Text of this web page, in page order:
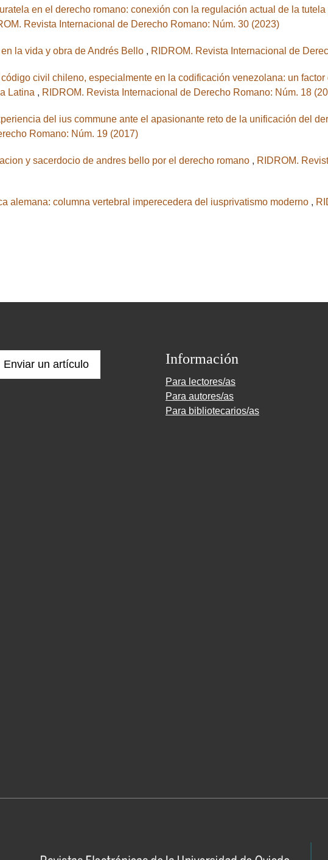
en el derecho romano: conexión con la regulación actual de la
Revista Internacional de Derecho Romano: Núm. 30 (2023)
la vida y obra de Andrés Bello , RIDROM. Revista Internacional de
código civil chileno, especialmente en la codificación venezolana: un
Latina , RIDROM. Revista Internacional de Derecho Romano: Núm. 18
del ius commune ante el apasionante reto de la unificación del
Romano: Núm. 19 (2017)
y sacerdocio de andres bello por el derecho romano , RIDROM.
alemana: columna vertebral imperecedera del iusprivatismo moderno ,
Enviar un artículo Información
Para lectores/as
Para autores/as
Para bibliotecarios/as